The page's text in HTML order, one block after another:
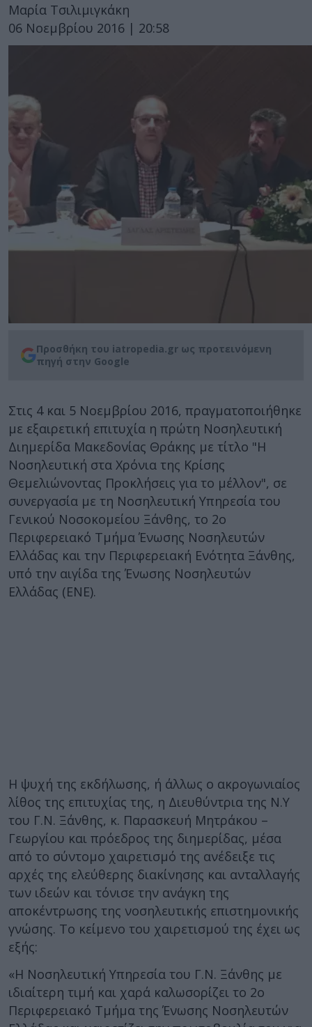
Μαρία Τσιλιμιγκάκη
06 Νοεμβρίου 2016 | 20:58
Προσθήκη του iatropedia.gr ως προτεινόμενη
πηγή στην Google
Στις 4 και 5 Νοεμβρίου 2016, πραγματοποιήθηκε
με εξαιρετική επιτυχία η πρώτη Νοσηλευτική
Διημερίδα Μακεδονίας Θράκης με τίτλο "Η
Νοσηλευτική στα Χρόνια της Κρίσης
Θεμελιώνοντας Προκλήσεις για το μέλλον", σε
συνεργασία με τη Νοσηλευτική Υπηρεσία του
Γενικού Νοσοκομείου Ξάνθης, το 2ο
Περιφερειακό Τμήμα Ένωσης Νοσηλευτών
Ελλάδας και την Περιφερειακή Ενότητα Ξάνθης,
υπό την αιγίδα της Ένωσης Νοσηλευτών
Ελλάδας (ΕΝΕ).
Η ψυχή της εκδήλωσης, ή άλλως ο ακρογωνιαίος
λίθος της επιτυχίας της, η Διευθύντρια της Ν.Υ
του Γ.Ν. Ξάνθης, κ. Παρασκευή Μητράκου –
Γεωργίου και πρόεδρος της διημερίδας, μέσα
από το σύντομο χαιρετισμό της ανέδειξε τις
αρχές της ελεύθερης διακίνησης και ανταλλαγής
των ιδεών και τόνισε την ανάγκη της
αποκέντρωσης της νοσηλευτικής επιστημονικής
γνώσης. Το κείμενο του χαιρετισμού της έχει ως
εξής:
«Η Νοσηλευτική Υπηρεσία του Γ.Ν. Ξάνθης με
ιδιαίτερη τιμή και χαρά καλωσορίζει το 2ο
Περιφερειακό Τμήμα της Ένωσης Νοσηλευτών